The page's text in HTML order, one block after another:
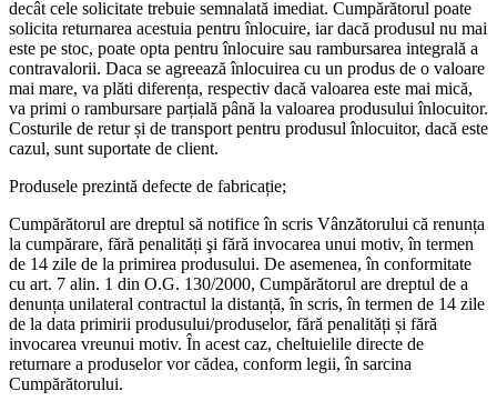
decât cele solicitate trebuie semnalată imediat. Cumpărătorul poate
solicita returnarea acestuia pentru înlocuire, iar dacă produsul nu mai
este pe stoc, poate opta pentru înlocuire sau rambursarea integrală a
contravalorii. Daca se agreează înlocuirea cu un produs de o valoare
mai mare, va plăti diferența, respectiv dacă valoarea este mai mică,
va primi o rambursare parțială până la valoarea produsului înlocuitor.
Costurile de retur și de transport pentru produsul înlocuitor, dacă este
cazul, sunt suportate de client.
Produsele prezintă defecte de fabricație;
Cumpărătorul are dreptul să notifice în scris Vânzătorului că renunța
la cumpărare, fără penalități şi fără invocarea unui motiv, în termen
de 14 zile de la primirea produsului. De asemenea, în conformitate
cu art. 7 alin. 1 din O.G. 130/2000, Cumpărătorul are dreptul de a
denunța unilateral contractul la distanță, în scris, în termen de 14 zile
de la data primirii produsului/produselor, fără penalități și fără
invocarea vreunui motiv. În acest caz, cheltuielile directe de
returnare a produselor vor cădea, conform legii, în sarcina
Cumpărătorului.